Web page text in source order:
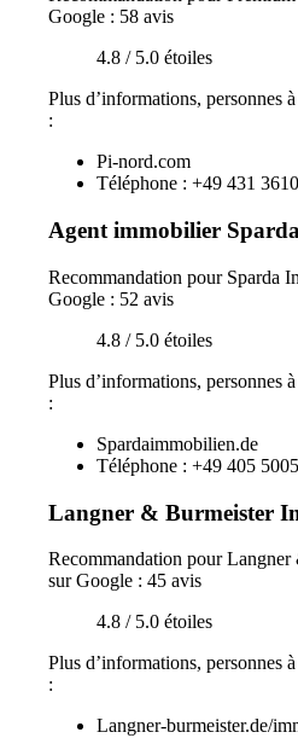
Google : 58 avis
4.8 / 5.0 étoiles
Plus d’informations, personnes
:
Pi-nord.com
Téléphone : +49 431
Agent immobilier
Recommandation pour Sparda
Google : 52 avis
4.8 / 5.0 étoiles
Plus d’informations, personnes
:
Spardaimmobilien.de
Téléphone : +49 405
Langner & Burmeister
Recommandation pour
sur Google : 45 avis
4.8 / 5.0 étoiles
Plus d’informations, personnes
:
Langner-burmeister.de/